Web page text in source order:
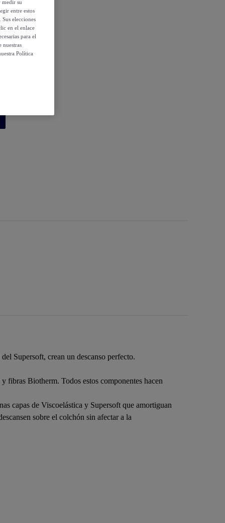
Supersoft, crean un descanso perfecto.
fibras Biotherm. Todos estos componentes hacen
capas de Viscoelástica y Supersoft que amortiguan
sobre el colchón sin afectar a la
medir su
entre estos
elecciones
en el enlace
para el
nuestras
Política